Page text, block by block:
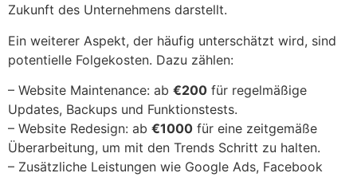
Zukunft des Unternehmens darstellt.
Ein weiterer Aspekt, der häufig unterschätzt wird, sind
potentielle Folgekosten. Dazu zählen:
– Website Maintenance: ab €200 für regelmäßige
Updates, Backups und Funktionstests.
– Website Redesign: ab €1000 für eine zeitgemäße
Überarbeitung, um mit den Trends Schritt zu halten.
– Zusätzliche Leistungen wie Google Ads, Facebook